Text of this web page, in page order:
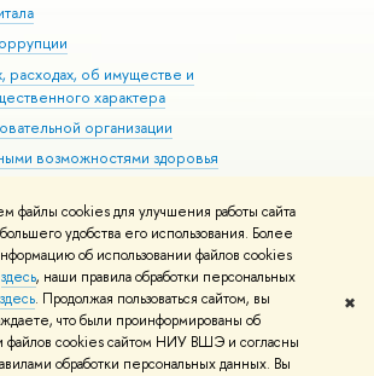
файлы cookies для улучшения работы сайта
удобства его использования. Более
об использовании файлов cookies
здесь, наши правила обработки персональных
здесь. Продолжая пользоваться сайтом, вы
что были проинформированы об
файлов cookies сайтом НИУ ВШЭ и согласны
обработки персональных данных. Вы
✖
расходах, об имуществе и
характера
организации
возможностями здоровья
Адреса и контакты Условия использования
конфиденциальности Карта сайта